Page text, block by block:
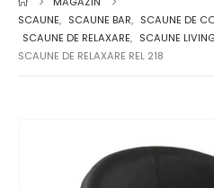
SCAUNE, SCAUNE BAR, SCAUNE DE
SCAUNE DE RELAXARE, SCAUNE
SCAUNE DE RELAXARE REL 218